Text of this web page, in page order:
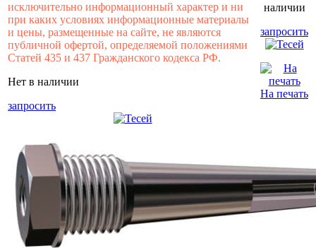
исключительно информационный характер и ни
при каких условиях информационные материалы
и цены, размещенные на сайте, не являются
публичной офертой, определяемой положениями
Статей 435 и 437 Гражданского кодекса РФ.
Нет в наличии
запросить
наличии
запросить
На печать